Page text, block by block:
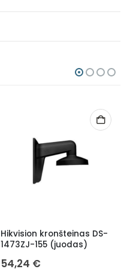
Hikvision kronšteinas DS-
1473ZJ-155 (juodas)
54,24 €